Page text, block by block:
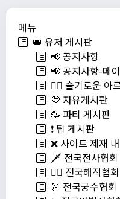
메뉴
👑 유저 게시판
📢 공지사항
📢 공지사항-메
💁‍♂ 슬기로운 아
💭 자유게시판
🥳 파티 게시판
❗️ 팁 게시판
❌ 사이트 제재
🗡️ 전국전사협회
🏴‍☠️ 전국해적협회
🏹 전국궁수협회